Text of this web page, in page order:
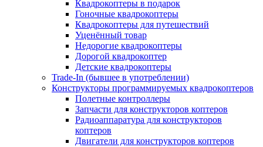
Квадрокоптеры в подарок
Гоночные квадрокоптеры
Квадрокоптеры для путешествий
Уценённый товар
Недорогие квадрокоптеры
Дорогой квадрокоптер
Детские квадрокоптеры
Trade-In (бывшее в употреблении)
Конструкторы программируемых квадрокоптеров
Полетные контроллеры
Запчасти для конструкторов коптеров
Радиоаппаратура для конструкторов
коптеров
Двигатели для конструкторов коптеров